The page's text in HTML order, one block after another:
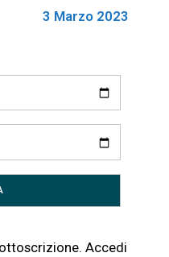
3 Marzo 2023
Accedi